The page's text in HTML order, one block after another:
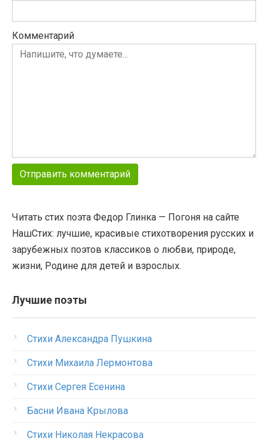
Комментарий
Читать стих поэта Федор Глинка — Погоня на сайте
НашСтих: лучшие, красивые стихотворения русских и
зарубежных поэтов классиков о любви, природе,
жизни, Родине для детей и взрослых.
Лучшие поэты
Стихи Александра Пушкина
Стихи Михаила Лермонтова
Стихи Сергея Есенина
Басни Ивана Крылова
Стихи Николая Некрасова